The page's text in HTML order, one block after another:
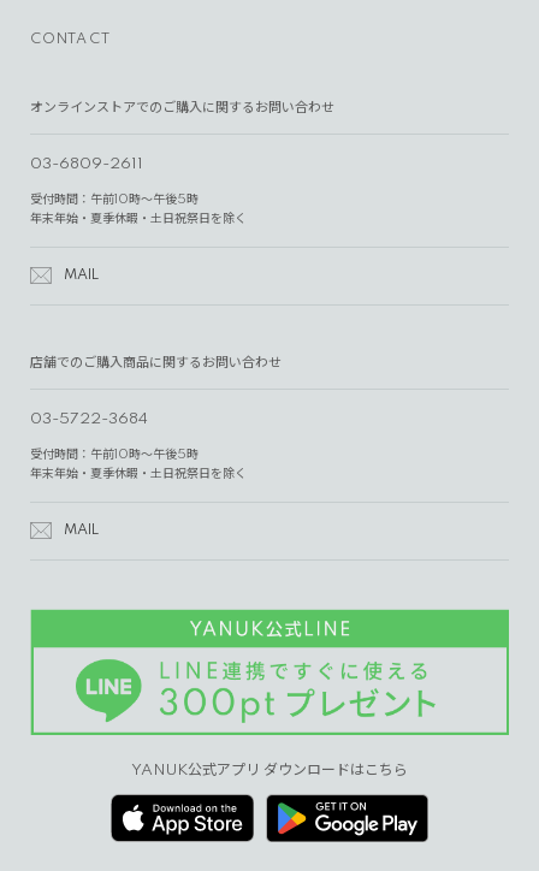
CONTACT
オンラインストアでのご購入に関するお問い合わせ
03-6809-2611
受付時間：午前10時～午後5時
年末年始・夏季休暇・土日祝祭日を除く
MAIL
店舗でのご購入商品に関するお問い合わせ
03-5722-3684
受付時間：午前10時～午後5時
年末年始・夏季休暇・土日祝祭日を除く
MAIL
YANUK公式アプリ ダウンロードはこちら